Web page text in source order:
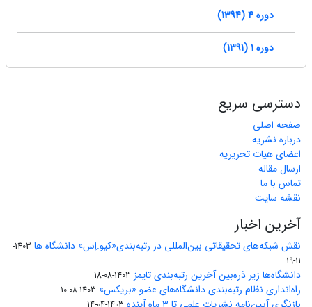
دوره 4 (1394)
دوره 1 (1391)
دسترسی سریع
صفحه اصلی
درباره نشریه
اعضای هیات تحریریه
ارسال مقاله
تماس با ما
نقشه سایت
آخرین اخبار
نقش شبکه‌های تحقیقاتی بین‌المللی در رتبه‌بندی«کیو.اِس» دانشگاه ها
1403-
11-19
دانشگاه‌ها زیر ذره‌بین آخرین رتبه‌بندی تایمز 1403-08-18
راه‌اندازی نظام رتبه‌بندی دانشگاه‌‌های عضو «بریکس» 1403-08-10